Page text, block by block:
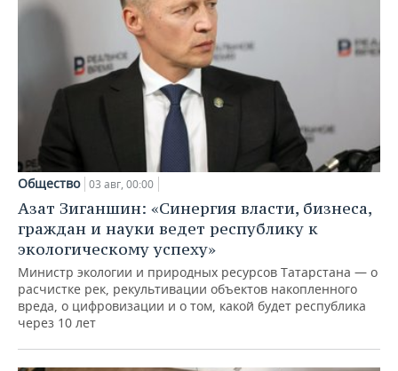
Общество 03 авг, 00:00
Азат Зиганшин: «Синергия власти, бизнеса,
граждан и науки ведет республику к
экологическому успеху»
Министр экологии и природных ресурсов Татарстана — о
расчистке рек, рекультивации объектов накопленного
вреда, о цифровизации и о том, какой будет республика
через 10 лет